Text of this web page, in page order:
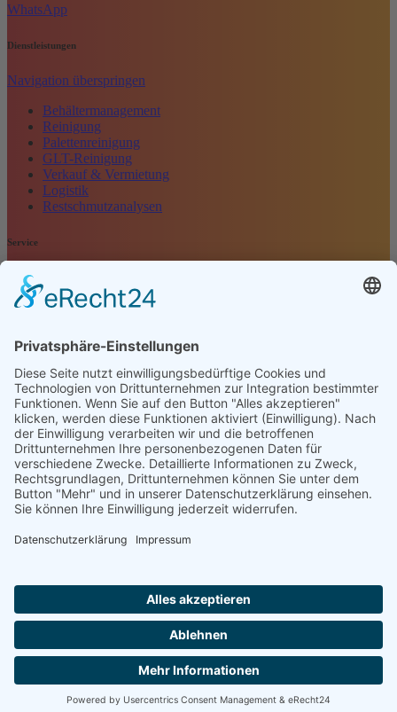
WhatsApp
Dienstleistungen
Navigation überspringen
Behältermanagement
Reinigung
Palettenreinigung
GLT-Reinigung
Verkauf & Vermietung
Logistik
Restschmutzanalysen
Service
Navigation überspringen
Kontakt
Anfrage
Impressum
Datenschutz
AGB
Öffnungszeiten
Montag - Freitag
07:00 Uhr - 16:00 Uhr
Selbstverständlich sind wir ISO 9001 : 2015 zertifiziert und
betreiben aktives Qualitätsmanagement!
© 2026 i-bema GmbH |Webdesign by DAG